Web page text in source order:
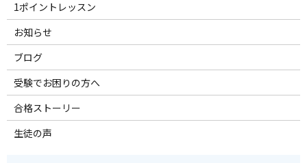
1ポイントレッスン
お知らせ
ブログ
受験でお困りの方へ
合格ストーリー
生徒の声